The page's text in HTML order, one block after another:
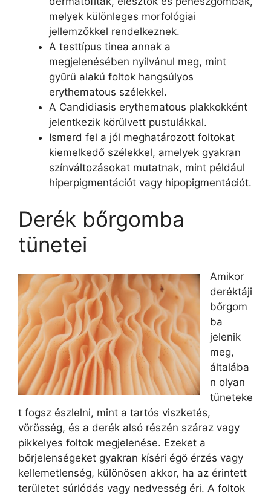
melyek különleges morfológiai
jellemzőkkel rendelkeznek.
A testtípus tinea annak a
megjelenésében nyilvánul meg, mint
gyűrű alakú foltok hangsúlyos
erythematous szélekkel.
A Candidiasis erythematous plakkokként
jelentkezik körülvett pustulákkal.
Ismerd fel a jól meghatározott foltokat
kiemelkedő szélekkel, amelyek gyakran
színváltozásokat mutatnak, mint például
hiperpigmentációt vagy hipopigmentációt.
Derék bőrgomba
tünetei
Amikor
deréktáji
bőrgom
ba
jelenik
meg,
általába
n olyan
tüneteke
t fogsz észlelni, mint a tartós viszketés,
vörösség, és a derék alsó részén száraz vagy
pikkelyes foltok megjelenése. Ezeket a
bőrjelenségeket gyakran kíséri égő érzés vagy
kellemetlenség, különösen akkor, ha az érintett
területet súrlódás vagy nedvesség éri. A foltok